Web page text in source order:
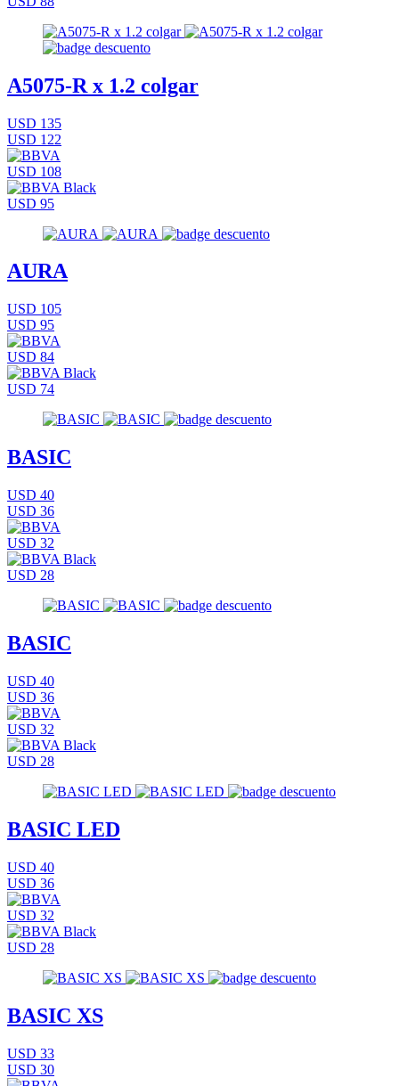
A5075-R x 1.2 colgar
USD 135
USD 122
USD 108
USD 95
AURA
USD 105
USD 95
USD 84
USD 74
BASIC
USD 40
USD 36
USD 32
USD 28
BASIC
USD 40
USD 36
USD 32
USD 28
BASIC LED
USD 40
USD 36
USD 32
USD 28
BASIC XS
USD 33
USD 30